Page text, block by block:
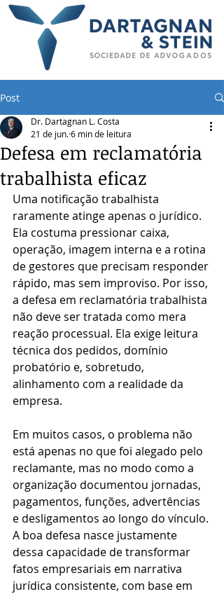
Post
Defesa em reclamatória
trabalhista eficaz
Dr. Dartagnan L. Costa
21 de jun.6 min de leitura
Uma notificação trabalhista
raramente atinge apenas o jurídico.
Ela costuma pressionar caixa,
operação, imagem interna e a rotina
de gestores que precisam responder
rápido, mas sem improviso. Por isso,
a defesa em reclamatória trabalhista
não deve ser tratada como mera
reação processual. Ela exige leitura
técnica dos pedidos, domínio
probatório e, sobretudo,
alinhamento com a realidade da
empresa.
Em muitos casos, o problema não
está apenas no que foi alegado pelo
reclamante, mas no modo como a
organização documentou jornadas,
pagamentos, funções, advertências
e desligamentos ao longo do vínculo.
A boa defesa nasce justamente
dessa capacidade de transformar
fatos empresariais em narrativa
jurídica consistente, com base em